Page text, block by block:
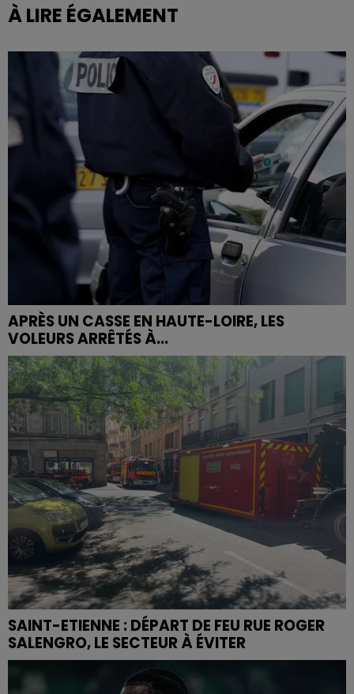
À LIRE ÉGALEMENT
APRÈS UN CASSE EN HAUTE-LOIRE, LES
VOLEURS ARRÊTÉS À...
SAINT-ETIENNE : DÉPART DE FEU RUE ROGER
SALENGRO, LE SECTEUR À ÉVITER